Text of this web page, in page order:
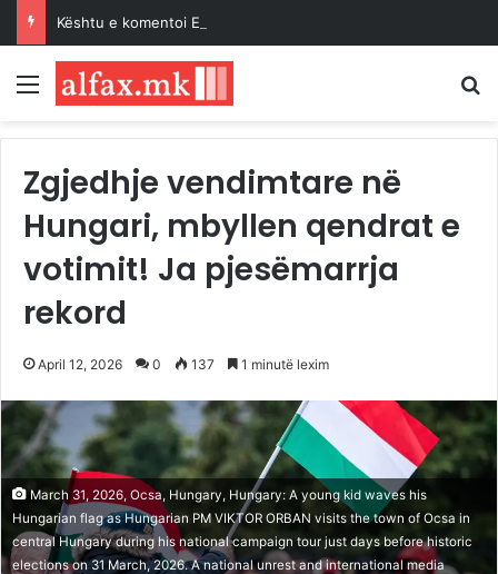
Kështu e komentoi Erdogan Paktin e Mekës…
Menu
Zgjedhje vendimtare në
Hungari, mbyllen qendrat e
votimit! Ja pjesëmarrja
rekord
April 12, 2026 0 137 1 minutë lexim
March 31, 2026, Ocsa, Hungary, Hungary: A young kid waves his
Hungarian flag as Hungarian PM VIKTOR ORBAN visits the town of Ocsa in
central Hungary during his national campaign tour just days before historic
elections on 31 March, 2026. A national unrest and international media